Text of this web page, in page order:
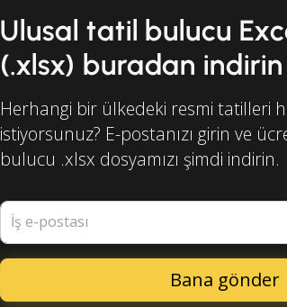
Ulusal tatil bulucu
(.xlsx) buradan indirin
Herhangi bir ülkedeki resmi tatilleri
istiyorsunuz? E-postanızı girin ve
bulucu .xlsx dosyamızı şimdi indirin.
İş e-postası